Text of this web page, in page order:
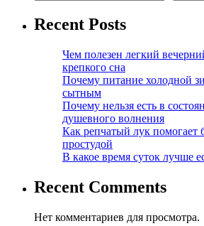
Recent Posts
Чем полезен легкий
крепкого сна
Почему питание холодной
сытным
Почему нельзя есть в
душевного волнения
Как репчатый лук помогает
простудой
В какое время суток лучше
Recent Comments
Нет комментариев для просмотра.